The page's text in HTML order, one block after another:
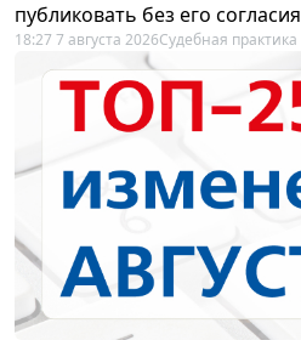
публиковать без его согласия
18:27 7 августа 2026Судебная практика